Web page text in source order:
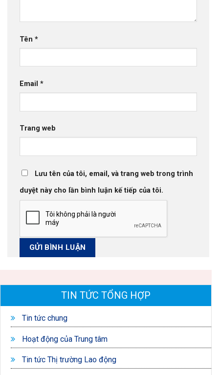
Tên *
Email *
Trang web
Lưu tên của tôi, email, và trang web trong trình
duyệt này cho lần bình luận kế tiếp của tôi.
TIN TỨC TỔNG HỢP
Tin tức chung
Hoạt động của Trung tâm
Tin tức Thị trường Lao động